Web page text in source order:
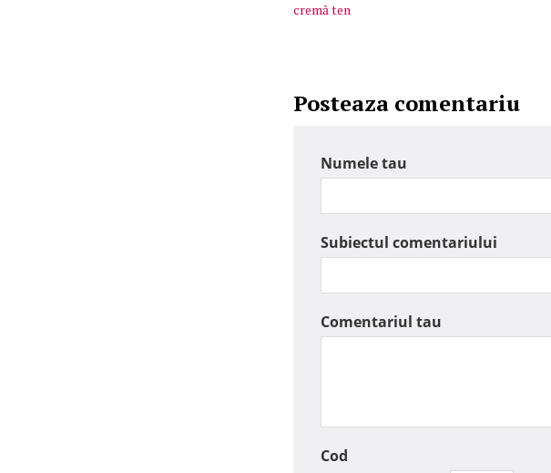
cremă ten
Posteaza comentariu
Numele tau
Subiectul comentariului
Comentariul tau
Cod